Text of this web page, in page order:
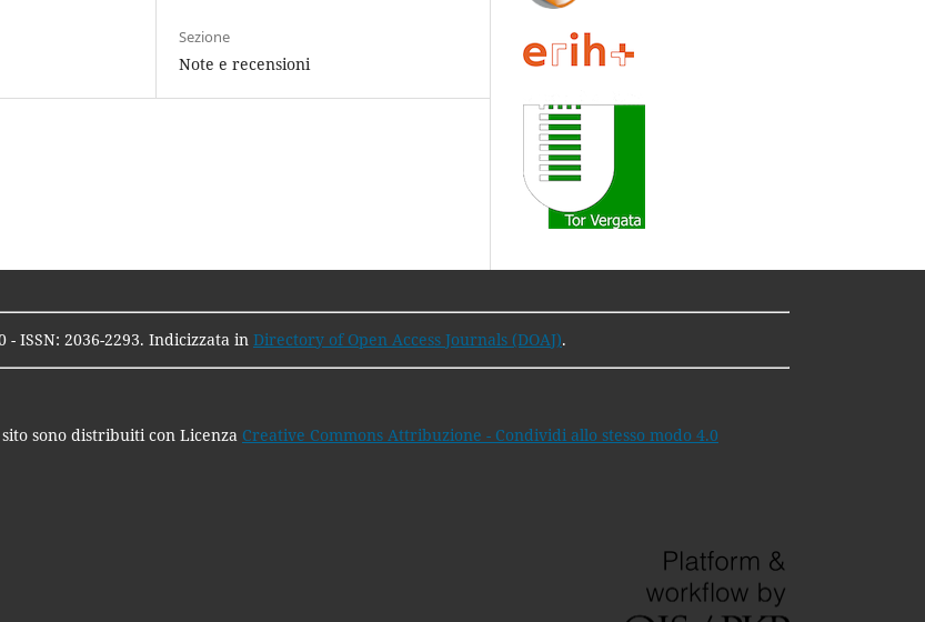
Sezione
Note e recensioni
ISSN: 2036-2293. Indicizzata in Directory of Open Access Journals (DOAJ).
sono distribuiti con Licenza Creative Commons Attribuzione - Condividi allo stesso modo 4.0